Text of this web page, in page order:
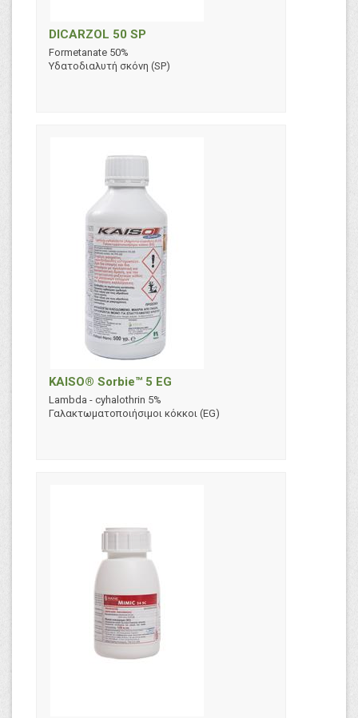
DICARZOL 50 SP
Formetanate 50%
Υδατοδιαλυτή σκόνη (SP)
KAISO® Sorbie™ 5 EG
Lambda - cyhalothrin 5%
Γαλακτωματοποιήσιμοι κόκκοι (EG)